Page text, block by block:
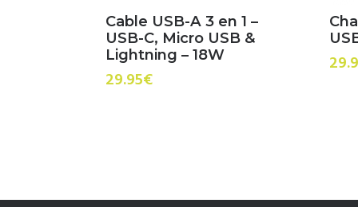
Cable USB-A 3 en 1 –
USB-C, Micro USB &
Lightning – 18W
29.95€